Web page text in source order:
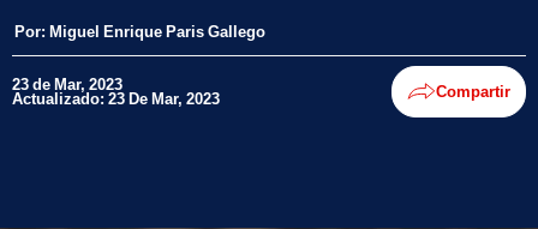
Por: Miguel Enrique Paris Gallego
23 de Mar, 2023
Actualizado: 23 De Mar, 2023 Compartir